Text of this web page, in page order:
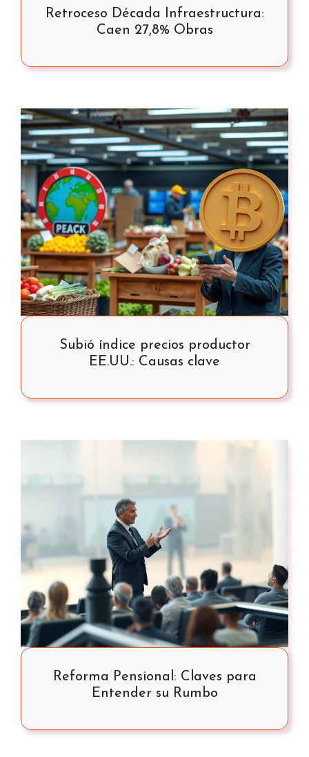
Retroceso Década Infraestructura:
Caen 27,8% Obras
Subió índice precios productor
EE.UU.: Causas clave
Reforma Pensional: Claves para
Entender su Rumbo